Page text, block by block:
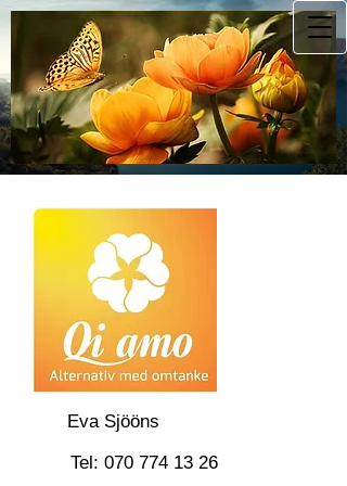
Eva Sjööns
Tel: 070 774 13 26